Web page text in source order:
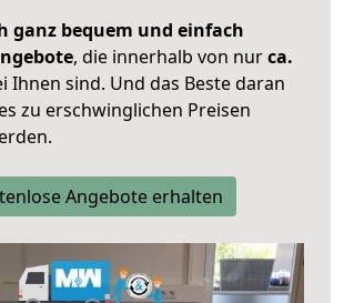
ganz bequem und einfach
, die innerhalb von nurca.
Ihnen sind. Und das Beste daran
zu erschwinglichen Preisen
Angebote erhalten